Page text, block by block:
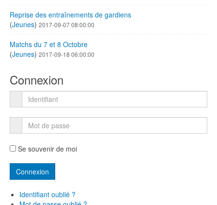
Reprise des entraînements de gardiens
(Jeunes) 2017-09-07 08:00:00
Matchs du 7 et 8 Octobre
(Jeunes) 2017-09-18 06:00:00
Connexion
Se souvenir de moi
Identifiant oublié ?